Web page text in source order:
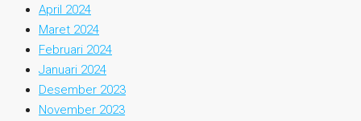
April 2024
Maret 2024
Februari 2024
Januari 2024
Desember 2023
November 2023